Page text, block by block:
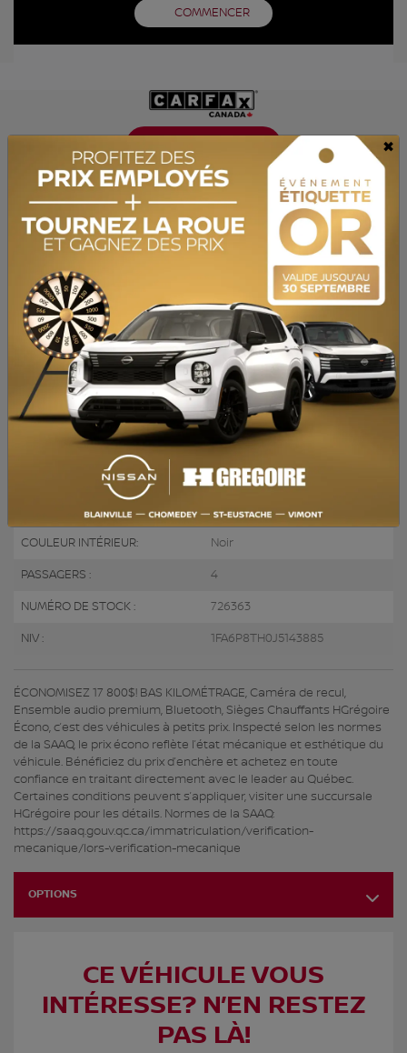
ODOMÈTRE:
TRANSMISSION : Automatique
MOTRICITÉ : Propulsion
MOTEUR : 2.3L
MOTEUR (L) : 2.3
CARBURANT : Essence
COULEUR EXTÉRIEUR : Noir (G1)
2
COULEUR INTÉRIEUR: Noir
PASSAGERS : 4
NUMÉRO DE STOCK : 726363
NIV : 1FA6P8TH0J5143885
ÉCONOMISEZ 17 800$! BAS KILOMÉTRAGE, Caméra de recul,
Ensemble audio premium, Bluetooth, Sièges Chauffants HGrégoire
Écono, c’est des véhicules à petits prix. Inspecté selon les normes
de la SAAQ, le prix écono reflète l’état mécanique et esthétique du
véhicule. Bénéficiez du prix d’enchère et achetez en toute
confiance en traitant directement avec le leader au Québec.
Certaines conditions peuvent s’appliquer, visiter une succursale
HGrégoire pour les détails. Normes de la SAAQ:
https://saaq.gouv.qc.ca/immatriculation/verification-
mecanique/lors-verification-mecanique
OPTIONS
CE VÉHICULE VOUS
INTÉRESSE? N’EN RESTEZ
PAS LÀ!
COMMENCER
×